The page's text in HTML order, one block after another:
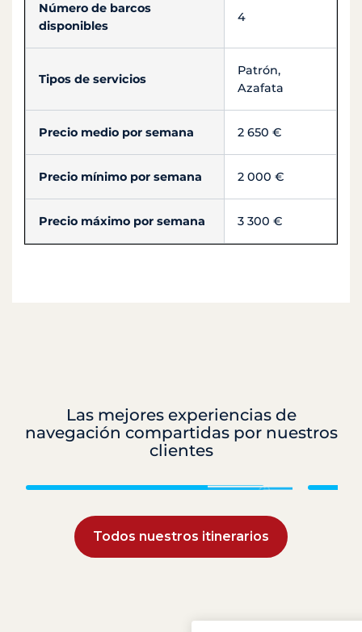
Número de barcos
disponibles
4
Tipos de servicios
Patrón,
Azafata
Precio medio por semana 2 650 €
Precio mínimo por semana 2 000 €
Precio máximo por semana 3 300 €
Las mejores experiencias de
navegación compartidas por nuestros
clientes
Todos nuestros itinerarios